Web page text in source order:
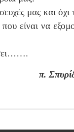
μας και
που είναι να
π.